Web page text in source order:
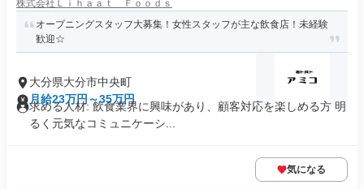
株式会社Ｌｉｈａａｔ Ｆｏｏｄｓ
オープニングスタッフ大募集！女性スタッフが主な飲食店！未経験
歓迎☆
大分県大分市中央町
月給23万円～35万円
求める人材: 飲食業界に興味があり、顧客対応を楽しめる方 明
るく元気なコミュニケーシ...
気になる